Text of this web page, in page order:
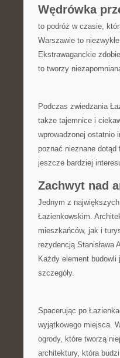
Wędrówka
to podróż w czasie,⁣
⁣Warszawie​ to
Ekstrawaganckie
to tworzy
Podczas⁣ zwiedzania
także tajemnice ‍i
wprowadzonej⁢ ostatnio
poznać nieznane‍
jeszcze ​bardziej
Zachwyt nad
Jednym z
Łazienkowskim.
mieszkańców, jak i
rezydencją Stanisława
Każdy element
szczegóły.
Spacerując po
wyjątkowego miejsca.
ogrody, które tworzą
architektury, ‌która